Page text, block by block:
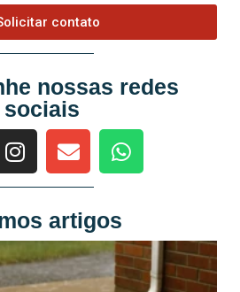
contato
nossas redes
sociais
artigos